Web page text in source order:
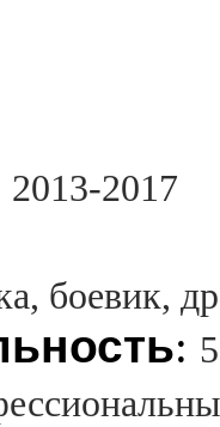
2013-2017
боевик,
: